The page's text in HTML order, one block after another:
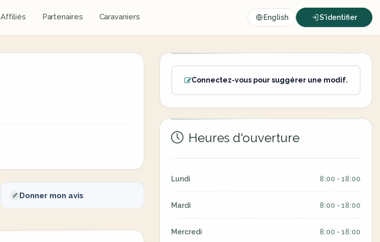
Affiliés Partenaires Caravaniers English S'identifier
Donner mon avis
Connectez-vous pour suggérer une modif.
Heures d'ouverture
Lundi 8:00 - 18:00
Mardi 8:00 - 18:00
Mercredi 8:00 - 18:00